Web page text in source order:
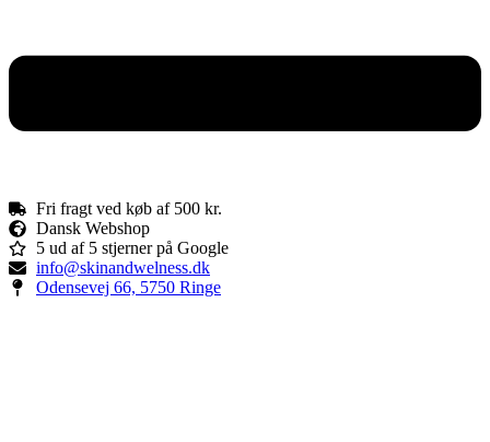
Fri fragt ved køb af 500 kr.
Dansk Webshop
5 ud af 5 stjerner på Google
info@skinandwelness.dk
Odensevej 66, 5750 Ringe